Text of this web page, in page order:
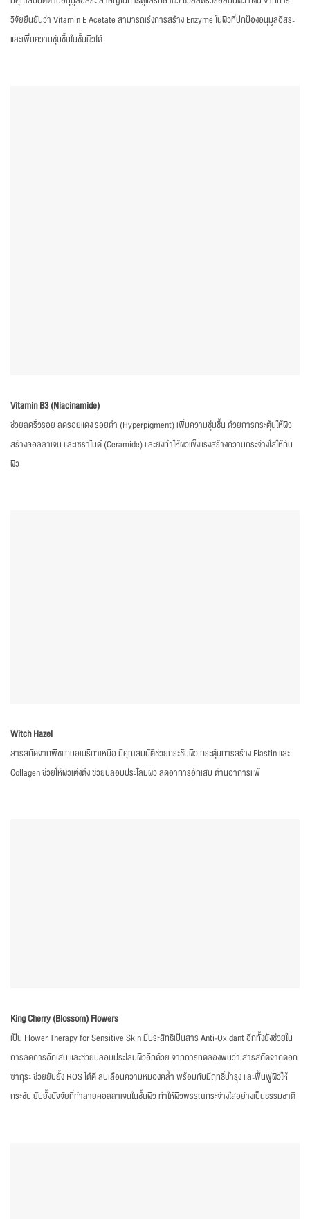
วิจัยยืนยันว่า Vitamin E Acetate สามารถเร่งการสร้าง Enzyme ในผิวที่ปกป้องอนุมูลอิสระ
และเพิ่มความชุ่มชื้นในชั้นผิวได้
Vitamin B3 (Niacinamide)
ช่วยลดริ้วรอย ลดรอยแดง รอยดำ (Hyperpigment) เพิ่มความชุ่มชื้น ด้วยการกระตุ้นให้ผิว
สร้างคอลลาเจน และเซราไมด์ (Ceramide) และยังทำให้ผิวแข็งแรงสร้างความกระจ่างใสให้กับ
ผิว
Witch Hazel
สารสกัดจากพืชแถบอเมริกาเหนือ มีคุณสมบัติช่วยกระชับผิว กระตุ้นการสร้าง Elastin และ
Collagen ช่วยให้ผิวเต่งตึง ช่วยปลอบประโลมผิว ลดอาการอักเสบ ต้านอาการแพ้
King Cherry (Blossom) Flowers
เป็น Flower Therapy for Sensitive Skin มีประสิทธิเป็นสาร Anti-Oxidant อีกทั้งยังช่วยใน
การลดการอักเสบ และช่วยปลอบประโลมผิวอีกด้วย จากการทดลองพบว่า สารสกัดจากดอก
ซากุระ ช่วยยับยั้ง ROS ได้ดี ลบเลือนความหมองคล้ำ พร้อมกับมีฤทธิ์บำรุง และฟื้นฟูผิวให้
กระชับ ยับยั้งปัจจัยที่ทำลายคอลลาเจนในชั้นผิว ทำให้ผิวพรรณกระจ่างใสอย่างเป็นธรรมชาติ